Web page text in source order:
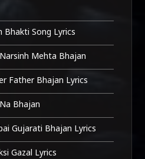
Bhakti Song Lyrics
Mehta Bhajan
Father Bhajan Lyrics
Bhajan
Gujarati Bhajan Lyrics
Gazal Lyrics